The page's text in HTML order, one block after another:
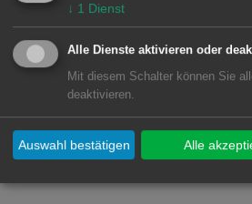
1 Aalen↓ 1 Dienst
Alle Dienste aktivieren oder
Mit diesem Schalter können Sie
deaktivieren.
Auswahl bestätigen Alle